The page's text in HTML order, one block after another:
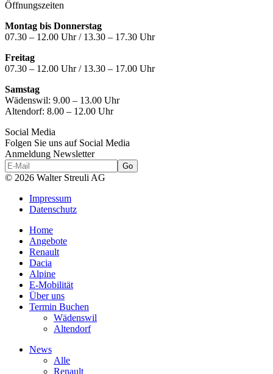
Öffnungszeiten
Montag bis Donnerstag
07.30 – 12.00 Uhr / 13.30 – 17.30 Uhr
Freitag
07.30 – 12.00 Uhr / 13.30 – 17.00 Uhr
Samstag
Wädenswil: 9.00 – 13.00 Uhr
Altendorf: 8.00 – 12.00 Uhr
Social Media
Folgen Sie uns auf Social Media
Anmeldung Newsletter
© 2026 Walter Streuli AG
Impressum
Datenschutz
Home
Angebote
Renault
Dacia
Alpine
E-Mobilität
Über uns
Termin Buchen
Wädenswil
Altendorf
News
Alle
Renault